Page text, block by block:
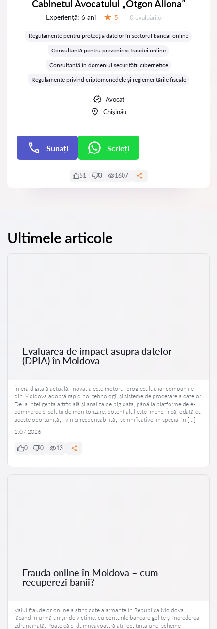
Cabinetul Avocatului „Otgon Aliona”
Experiență: 6 ani 5 Evaluărilor:
0 evaluărilor
Regulamente pentru protecția datelor în sectorul bancar online
Consultanță pentru prevenirea fraudei online
Consultanță în domeniul securității cibernetice
Regulamente privind criptomonedele și reglementările fiscale
Avocat
Chișinău
Sunați Scrieți
51 3 1607
Ultimele articole
Evaluarea de impact asupra datelor
(DPIA) în Moldova
În era digitală actuală, inovația este motorul progresului, iar companiile
din Moldova adoptă rapid noi tehnologii și sisteme de procesare a datelor.
De la inteligența artificială și analiza de big data, până la platforme de e-
commerce și soluții de monitorizare, potențialul este imens. Însă, odată cu
aceste oportunități, vin și responsabilități semnificative, în special în […]
1.07.2026
0 0 13
Frauda online în Moldova – cum
recuperezi banii?
Valul fraudelor online a atins cote alarmante în Republica Moldova,
lăsând în urmă un șir de victime, cu conturile bancare golite și încrederea
zdruncinată. Poate că și dumneavoastră ați fost ținta unei scheme